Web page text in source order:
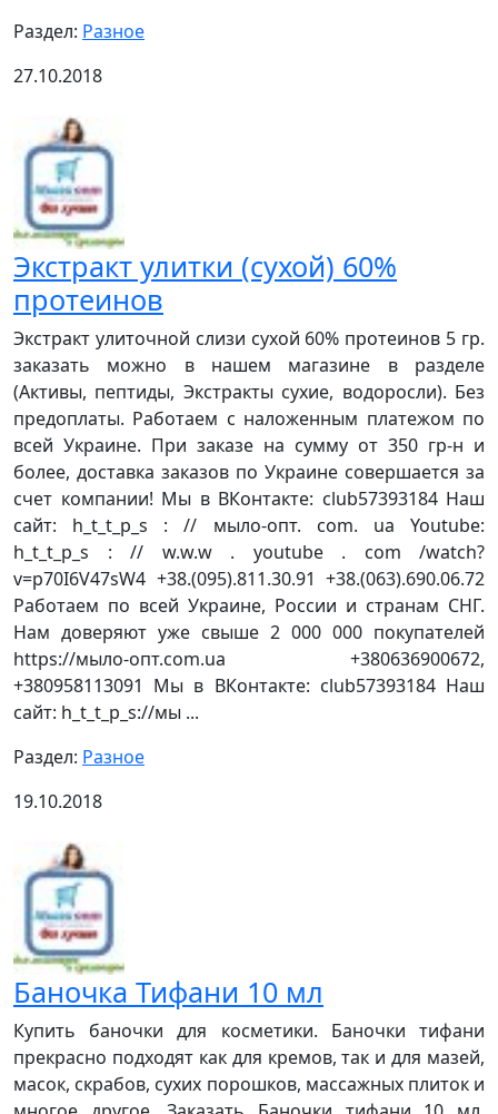
Раздел: Разное
27.10.2018
Экстракт улитки (сухой) 60%
протеинов
Экстракт улиточной слизи сухой 60% протеинов 5 гр.
заказать можно в нашем магазине в разделе
(Активы, пептиды, Экстракты сухие, водоросли). Без
предоплаты. Работаем с наложенным платежом по
всей Украине. При заказе на сумму от 350 гр-н и
более, доставка заказов по Украине совершается за
счет компании! Мы в ВКонтакте: club57393184 Наш
сайт: h_t_t_p_s : // мыло-опт. com. ua Youtube:
h_t_t_p_s : // w.w.w . youtube . com /watch?
v=p70I6V47sW4 +38.(095).811.30.91 +38.(063).690.06.72
Работаем по всей Украине, России и странам СНГ.
Нам доверяют уже свыше 2 000 000 покупателей
https://мыло-опт.com.ua +380636900672,
+380958113091 Мы в ВКонтакте: club57393184 Наш
сайт: h_t_t_p_s://мы ...
Раздел: Разное
19.10.2018
Баночка Тифани 10 мл
Купить баночки для косметики. Баночки тифани
прекрасно подходят как для кремов, так и для мазей,
масок, скрабов, сухих порошков, массажных плиток и